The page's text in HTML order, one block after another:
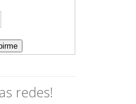
redes!